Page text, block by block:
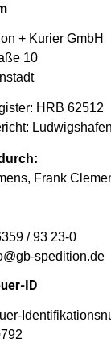
+ Kurier GmbH
10
HRB 62512
Ludwigshafen
Frank
/ 93 23-0
spedition.de
ID